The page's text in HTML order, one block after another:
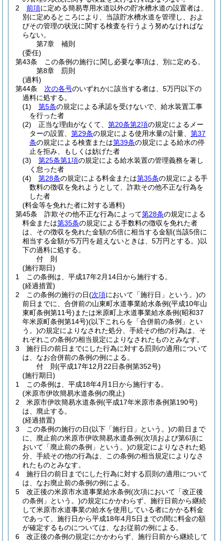
2
前項に定める簡易専用水道以外の貯水槽水道の設置者は、
別に定めるところにより、当該貯水槽水道を管理し、およ
びその管理の状況に関する検査を行うよう努めなければな
らない。
第7章
補則
(委任)
第43条
この条例の施行に関し必要な事項は、別に定める。
第8章
罰則
(過料)
第44条
次の各号のいずれかに該当する者は、5万円以下の
過料に処する。
(1)
第5条の規定による承認を受けないで、給水装置工事
を行った者
(2)
正当な理由がなくて、 第20条第2項の規定によるメー
ターの設置、 第29条の規定による使用水量の計量、 第37
条の規定による検査または第39条の規定による給水の停
止を拒み、もしくは妨げた者
(3)
第25条第1項の規定による給水装置の管理義務を著し
く怠った者
(4)
第28条の規定による料金または第35条の規定による手
数料の徴収を免れようとして、詐欺その他不正な行為を
した者
(料金等を免れた者に対する過料)
第45条
詐欺その他不正な行為によって第28条の規定による
料金または第35条の規定による手数料の徴収を免れた者
は、その徴収を免れた金額の5倍に相当する金額(当該5倍に
相当する金額が5万円を超えないときは、5万円とする。)以
下の過料に処する。
付 則
(施行期日)
1
この条例は、平成17年2月14日から施行する。
(経過措置)
2
この条例の施行の日(次項において「施行日」という。)の
前日までに、合併前の山東町水道事業給水条例(平成10年山
東町条例第11号) または米原町上水道事業給水条例(昭和37
年米原町条例第14号)(以下これらを「合併前の条例」とい
う。)の規定によりなされた処分、手続その他の行為は、そ
れぞれこの条例の相当規定によりなされたものとみなす。
3
施行日の前日までにした行為に対する罰則の適用について
は、なお合併前の条例の例による。
付 則(平成17年12月22日条例第352号)
(施行期日)
1
この条例は、平成18年4月1日から施行する。
(米原市伊吹簡易水道条例の廃止)
2
米原市伊吹簡易水道条例(平成17年米原市条例第190号)
は、廃止する。
(経過措置)
3
この条例の施行の日(以下「施行日」という。)の前日まで
に、廃止前の米原市伊吹簡易水道条例(次項および第6項に
おいて「廃止前の条例」という。)の規定によりなされた処
分、手続その他の行為は、この条例の相当規定によりなさ
れたものとみなす。
4
施行日の前日までにした行為に対する罰則の適用について
は、なお廃止前の条例の例による。
5
改正後の米原市水道事業給水条例(次項において「改正後
の条例」という。)の規定にかかわらず、施行日前から継続
して米原市水道事業の給水を使用している者にかかる料金
であって、施行日から平成18年4月5日までの間に料金の額
が確定するものについては、なお従前の例による。
6
改正後の条例の規定にかかわらず、施行日前から継続して